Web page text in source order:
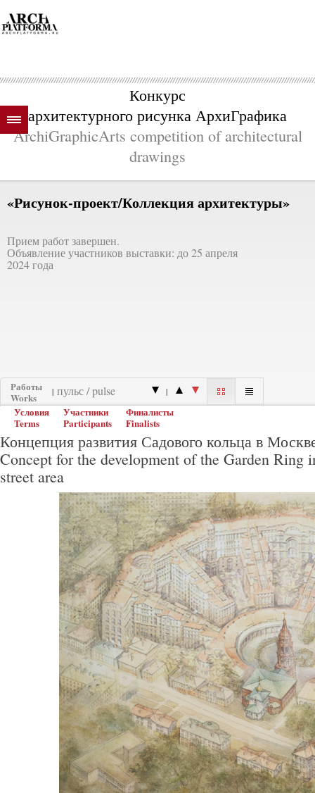
Конкурс
архитектурного рисунка АрхиГрафика
ArchiGraphicArts competition of architectural
drawings
«Рисунок-проект/Коллекция архитектуры»
Прием работ завершен.
Объявление участников выставки: до 25 апреля
2024 года
Работы
Works
| |
Условия
Terms
Участники
Participants
Финалисты
Finalists
Концепция развития Садового кольца в
Concept for the development of the Garden Ring
street area